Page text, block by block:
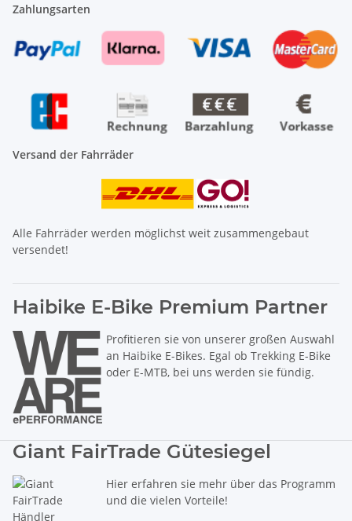
Zahlungsarten
Versand der Fahrräder
Alle Fahrräder werden möglichst weit zusammengebaut
versendet!
Haibike E-Bike Premium Partner
Profitieren sie von unserer großen Auswahl
an Haibike E-Bikes. Egal ob Trekking E-Bike
oder E-MTB, bei uns werden sie fündig.
Giant FairTrade Gütesiegel
Hier erfahren sie mehr über das Programm
und die vielen Vorteile!